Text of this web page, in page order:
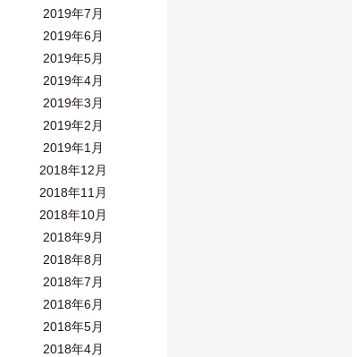
2019年7月
2019年6月
2019年5月
2019年4月
2019年3月
2019年2月
2019年1月
2018年12月
2018年11月
2018年10月
2018年9月
2018年8月
2018年7月
2018年6月
2018年5月
2018年4月